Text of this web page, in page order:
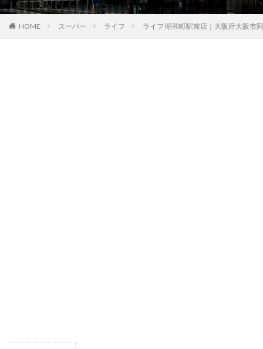
HOME スーパー ライフ ライフ 昭和町駅前店｜大阪府大阪市
鳥取県
島根県 岡山県 広島県
徳島県
香川県 愛媛県 高知県
福岡県
佐賀県
長崎県 熊本県 大分県
宮崎県